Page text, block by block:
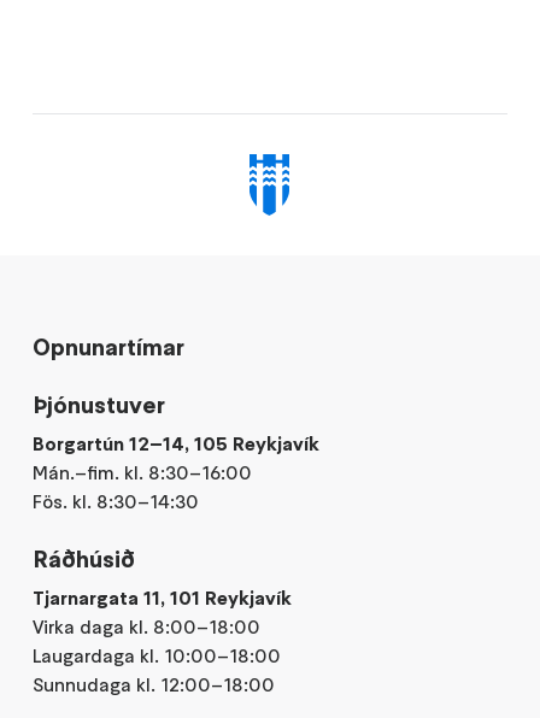
Opnunartímar
Þjónustuver
Borgartún 12–14, 105 Reykjavík
Mán.–fim. kl. 8:30–16:00
Fös. kl. 8:30–14:30
Ráðhúsið
Tjarnargata 11, 101 Reykjavík
Virka daga kl. 8:00–18:00
Laugardaga kl. 10:00–18:00
Sunnudaga kl. 12:00–18:00